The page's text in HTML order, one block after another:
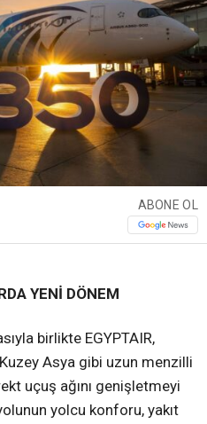
Facebook
Instagram
Youtube
ABONE OL
YENİ DÖNEM
birlikte EGYPTAIR,
Kuzey Asya gibi uzun menzilli
uçuş ağını genişletmeyi
yolcu konforu, yakıt